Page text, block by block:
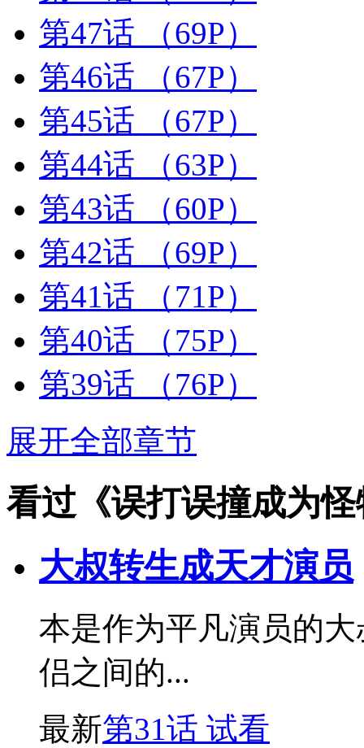
第47话
（69P）
第46话
（67P）
第45话
（67P）
第44话
（63P）
第43话
（60P）
第42话
（69P）
第41话
（71P）
第40话
（75P）
第39话
（76P）
展开全部章节
看过《误打误撞成为
大叔转生成天才演员
本是作为平凡演员的
侣之间的...
最新第31话 试看